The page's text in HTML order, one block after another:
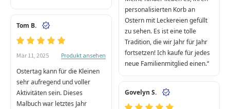
personalisierten Korb an
Ostern mit Leckereien gefüllt
zu sehen. Es ist eine tolle
Tradition, die wir Jahr für Jahr
fortsetzen! Ich kaufe für jedes
neue Familienmitglied einen.“
Tom B.
Mär 11, 2025 Produkt ansehen
Ostertag kann für die Kleinen
sehr aufregend und voller
Aktivitäten sein. Dieses
Malbuch war letztes Jahr
Govelyn S.